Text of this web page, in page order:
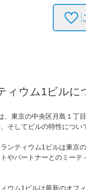
ィウム1ビルに
、東京の中央区月島１丁
そしてビルの特性につい
ンティウム1ビルは東
やパートナーとのミー
ウム1ビルは最新のオフ